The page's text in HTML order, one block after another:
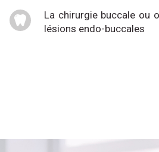
La chirurgie buccale ou
lésions endo-buccales